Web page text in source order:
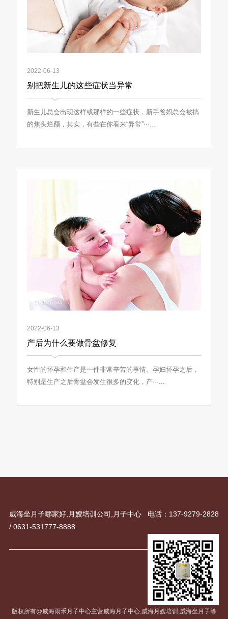
2022-06-13
别把新生儿的这些症状当异常
新生儿总会出现这样或那样的一些症状，新手爸妈总会被搞
的焦头烂额，其实，有些在你看来“异常”···...
2022-06-13
产后为什么要做骨盆修复
女性的怀孕和生产是一件非常辛苦的事情。孕妇怀孕之后，
特别是生产之后骨盆会发生很多的变化，产···...
威海坐月子哪家好,月嫂培训公司,月子中心 电话：137-9279-2828
/ 0631-531777-8888
版权所有@威海雨禾月子中心主营威海月子中心,威海月嫂培训,威海坐月子等